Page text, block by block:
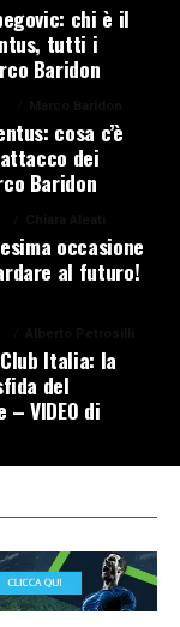
chi è il
tutti i
Baridon
cosa c’è
dei
Baridon
occasione
al futuro!
Italia: la
del
VIDEO di